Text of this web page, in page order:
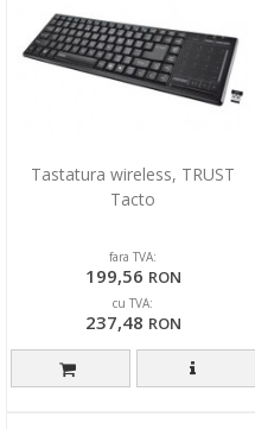
Tastatura wireless, TRUST
Tacto
fara TVA:
199,56 RON
cu TVA:
237,48 RON